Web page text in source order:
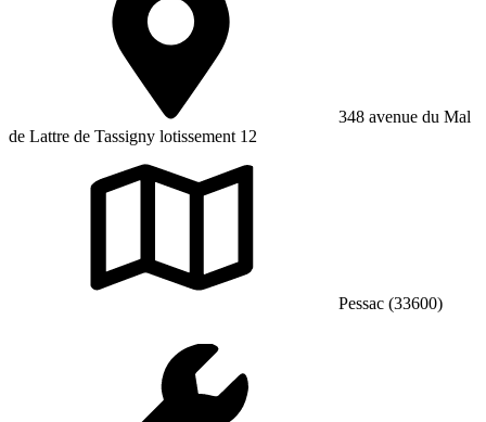
348 avenue du Mal
de Lattre de Tassigny lotissement 12
Pessac (33600)